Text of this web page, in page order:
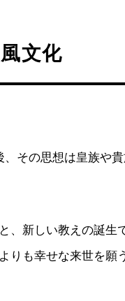
文化
その思想は皇族や貴
、新しい教えの誕生
りも幸せな来世を願